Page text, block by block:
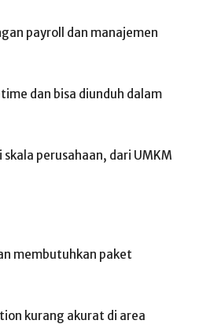
payroll dan manajemen
dan bisa diunduh dalam
perusahaan, dari UMKM
membutuhkan paket
kurang akurat di area